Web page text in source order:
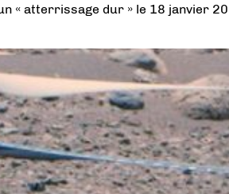
« atterrissage dur » le 18 janvier